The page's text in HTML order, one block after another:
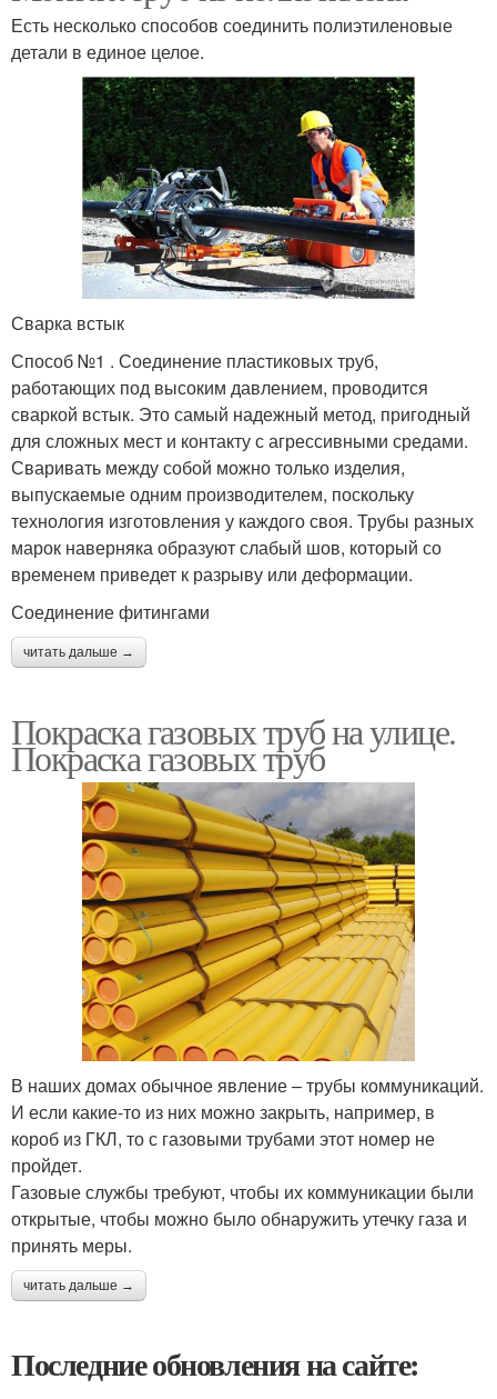
Есть несколько способов соединить полиэтиленовые
детали в единое целое.
Сварка встык
Способ №1 . Соединение пластиковых труб,
работающих под высоким давлением, проводится
сваркой встык. Это самый надежный метод, пригодный
для сложных мест и контакту с агрессивными средами.
Сваривать между собой можно только изделия,
выпускаемые одним производителем, поскольку
технология изготовления у каждого своя. Трубы разных
марок наверняка образуют слабый шов, который со
временем приведет к разрыву или деформации.
Соединение фитингами
читать дальше →
Покраска газовых труб на улице.
Покраска газовых труб
В наших домах обычное явление – трубы коммуникаций.
И если какие-то из них можно закрыть, например, в
короб из ГКЛ, то с газовыми трубами этот номер не
пройдет.
Газовые службы требуют, чтобы их коммуникации были
открытые, чтобы можно было обнаружить утечку газа и
принять меры.
читать дальше →
Последние обновления на сайте: